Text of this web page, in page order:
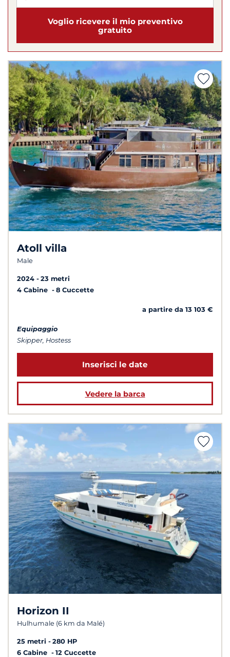
Voglio ricevere il mio preventivo
gratuito
Atoll villa
Male
2024
23 metri
4 Cabine
8 Cuccette
a partire da 13 103 €
Equipaggio
Skipper, Hostess
Inserisci le date
Vedere la barca
Horizon II
Hulhumale (6 km da Malé)
25 metri
280 HP
6 Cabine
12 Cuccette